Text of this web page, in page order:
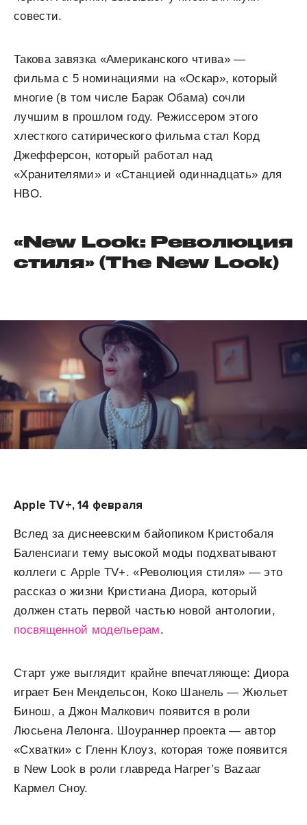
совести.
Такова завязка «Американского чтива» —
фильма с 5 номинациями на «Оскар», который
многие (в том числе Барак Обама) сочли
лучшим в прошлом году. Режиссером этого
хлесткого сатирического фильма стал Корд
Джефферсон, который работал над
«Хранителями» и «Станцией одиннадцать» для
HBO.
«New Look: Революция
стиля» (The New Look)
Apple TV+, 14 февраля
Вслед за диснеевским байопиком Кристобаля
Баленсиаги тему высокой моды подхватывают
коллеги с Apple TV+. «Революция стиля» — это
рассказ о жизни Кристиана Диора, который
должен стать первой частью новой антологии,
посвященной модельерам.
Старт уже выглядит крайне впечатляюще: Диора
играет Бен Мендельсон, Коко Шанель — Жюльет
Бинош, а Джон Малкович появится в роли
Люсьена Лелонга. Шоураннер проекта — автор
«Схватки» с Гленн Клоуз, которая тоже появится
в New Look в роли главреда Harper’s Bazaar
Кармел Сноу.